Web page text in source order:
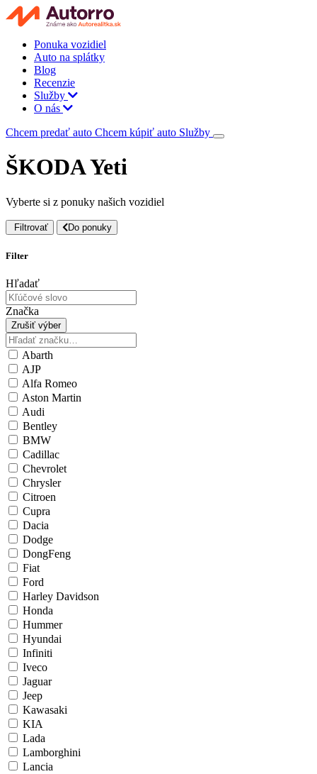
Ponuka vozidiel
Auto na splátky
Blog
Recenzie
Služby
O nás
Chcem predať auto Chcem kúpiť auto Služby
ŠKODA Yeti
Vyberte si z ponuky našich vozidiel
Filtrovať Do ponuky
Filter
Hľadať
Značka
Zrušiť výber
Abarth
AJP
Alfa Romeo
Aston Martin
Audi
Bentley
BMW
Cadillac
Chevrolet
Chrysler
Citroen
Cupra
Dacia
Dodge
DongFeng
Fiat
Ford
Harley Davidson
Honda
Hummer
Hyundai
Infiniti
Iveco
Jaguar
Jeep
Kawasaki
KIA
Lada
Lamborghini
Lancia